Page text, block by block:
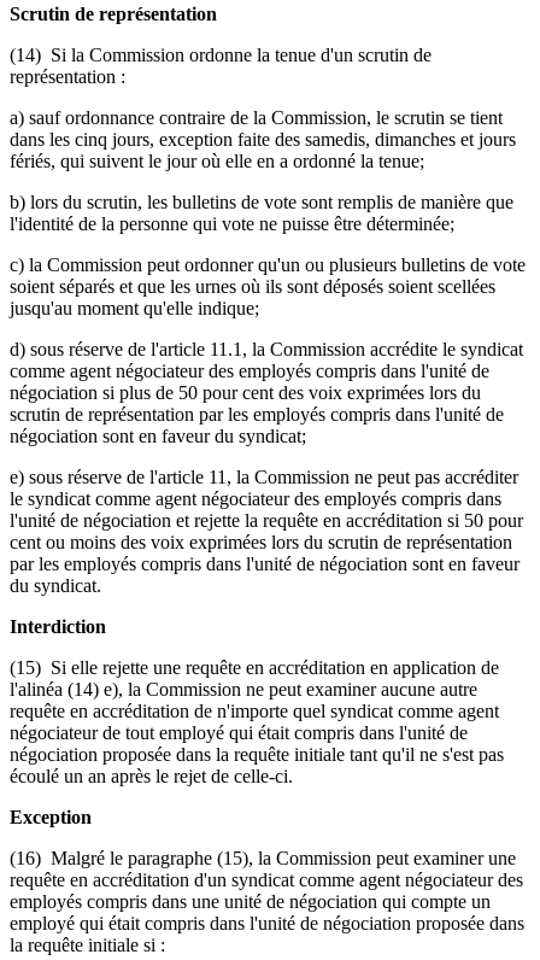
Scrutin de représentation
(14) Si la Commission ordonne la tenue d'un scrutin de
représentation :
a) sauf ordonnance contraire de la Commission, le scrutin se tient
dans les cinq jours, exception faite des samedis, dimanches et jours
fériés, qui suivent le jour où elle en a ordonné la tenue;
b) lors du scrutin, les bulletins de vote sont remplis de manière que
l'identité de la personne qui vote ne puisse être déterminée;
c) la Commission peut ordonner qu'un ou plusieurs bulletins de vote
soient séparés et que les urnes où ils sont déposés soient scellées
jusqu'au moment qu'elle indique;
d) sous réserve de l'article 11.1, la Commission accrédite le syndicat
comme agent négociateur des employés compris dans l'unité de
négociation si plus de 50 pour cent des voix exprimées lors du
scrutin de représentation par les employés compris dans l'unité de
négociation sont en faveur du syndicat;
e) sous réserve de l'article 11, la Commission ne peut pas accréditer
le syndicat comme agent négociateur des employés compris dans
l'unité de négociation et rejette la requête en accréditation si 50 pour
cent ou moins des voix exprimées lors du scrutin de représentation
par les employés compris dans l'unité de négociation sont en faveur
du syndicat.
Interdiction
(15) Si elle rejette une requête en accréditation en application de
l'alinéa (14) e), la Commission ne peut examiner aucune autre
requête en accréditation de n'importe quel syndicat comme agent
négociateur de tout employé qui était compris dans l'unité de
négociation proposée dans la requête initiale tant qu'il ne s'est pas
écoulé un an après le rejet de celle-ci.
Exception
(16) Malgré le paragraphe (15), la Commission peut examiner une
requête en accréditation d'un syndicat comme agent négociateur des
employés compris dans une unité de négociation qui compte un
employé qui était compris dans l'unité de négociation proposée dans
la requête initiale si :